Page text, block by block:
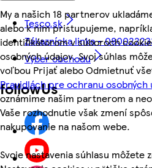
My a našich 18 partnerov
alebo k nim pristupujeme,
identifikátorom v súboroch
osobných údajov. Svoj súhlas
voľbou Prijať alebo Odmietnuť
Pravidlách pre ochranu osobných
oznámime našim partnerom a
Vaše rozhodnutie však zmení
nakupovanie na našom webe.
Svoje nastavenia súhlasu môžete
Tesco.sk
Zákaznícka linka -
Výber obchodu
followUs